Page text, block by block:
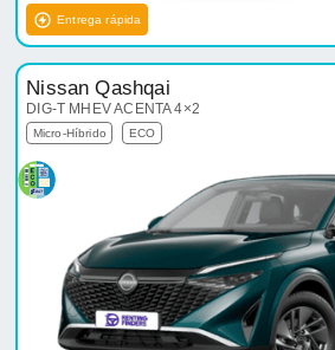
Entrega rápida
Nissan Qashqai
DIG-T MHEV ACENTA 4×2
Micro-Híbrido ECO